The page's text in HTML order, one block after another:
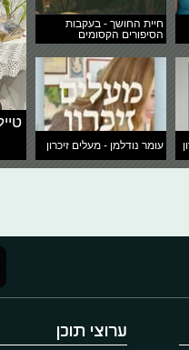
חיית החושך - בעקבות
הסיפורים הקסומים
עומר נודלמן - מעלים זיכרון
ערוצי תוכן